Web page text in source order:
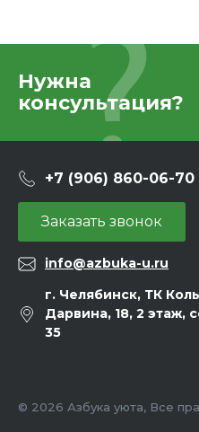
Нужна
консультация?
+7 (906) 860-06-70
Заказать звонок
info@azbuka-u.ru
г. Челябинск, ТК
Дарвина, 18, 2 этаж,
35
© 2026 Азбука уюта, Все